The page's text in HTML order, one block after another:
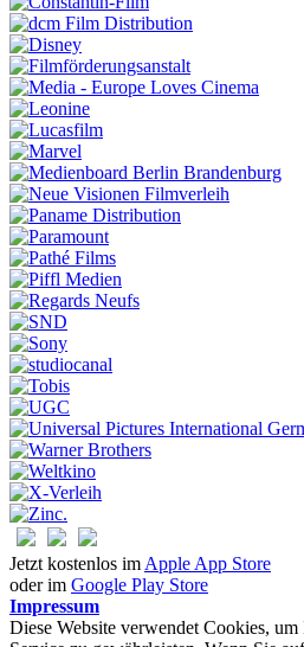
Jetzt kostenlos im Apple App Store
oder im Google Play Store
Impressum
Diese Website verwendet Cookies,